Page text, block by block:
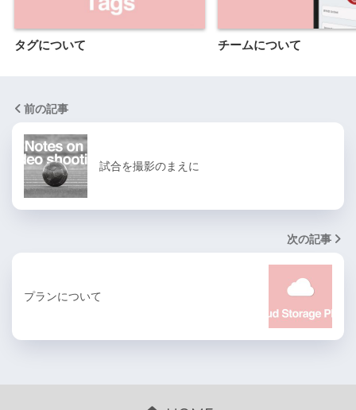
タグについて チームについて
前の記事
試合を撮影のまえに
次の記事
プランについて